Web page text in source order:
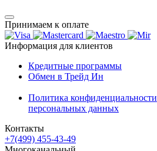
Принимаем к оплате
Информация для клиентов
Кредитные программы
Обмен в Трейд Ин
Политика конфиденциальности
персональных данных
Контакты
+7(499) 455-43-49